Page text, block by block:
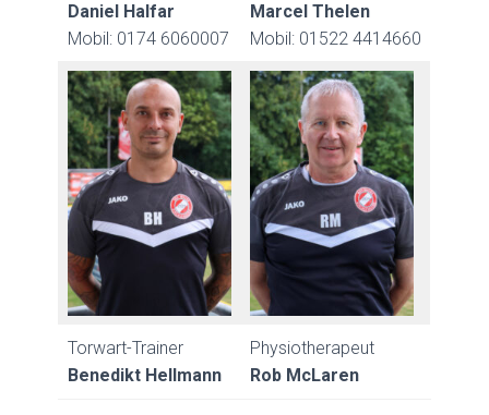
Daniel Halfar
Mobil: 0174 6060007
Marcel Thelen
Mobil: 01522 4414660
Torwart-Trainer
Benedikt Hellmann
Physiotherapeut
Rob McLaren